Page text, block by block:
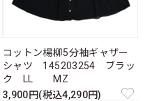
コットン楊柳5分袖ギャザー
シャツ 145203254 ブラッ
ク LL MZ
3,900円(税込4,290円)